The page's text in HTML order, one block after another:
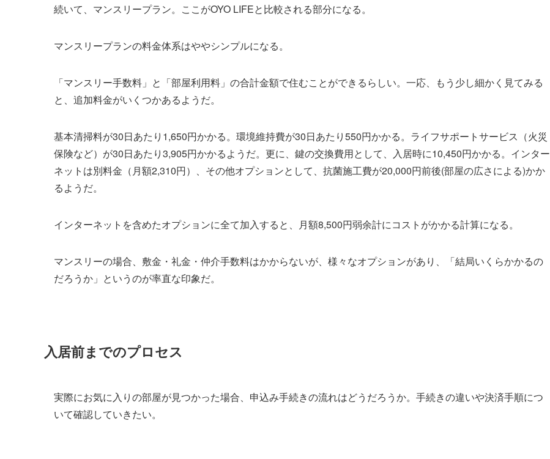
続いて、マンスリープラン。ここがOYO LIFEと比較される部分になる。
マンスリープランの料金体系はややシンプルになる。
「マンスリー手数料」と「部屋利用料」の合計金額で住むことができるらしい。一応、もう少し細かく見てみる
と、追加料金がいくつかあるようだ。
基本清掃料が30日あたり1,650円かかる。環境維持費が30日あたり550円かかる。ライフサポートサービス（火災
保険など）が30日あたり3,905円かかるようだ。更に、鍵の交換費用として、入居時に10,450円かかる。インター
ネットは別料金（月額2,310円）、その他オプションとして、抗菌施工費が20,000円前後(部屋の広さによる)かか
るようだ。
インターネットを含めたオプションに全て加入すると、月額8,500円弱余計にコストがかかる計算になる。
マンスリーの場合、敷金・礼金・仲介手数料はかからないが、様々なオプションがあり、「結局いくらかかるの
だろうか」というのが率直な印象だ。
入居前までのプロセス
実際にお気に入りの部屋が見つかった場合、申込み手続きの流れはどうだろうか。手続きの違いや決済手順につ
いて確認していきたい。